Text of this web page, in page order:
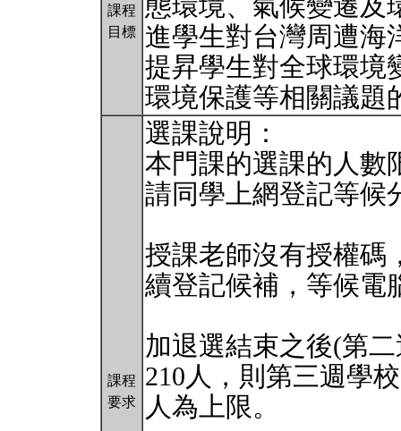
課程
目標
態環境、氣候變遷及
進學生對台灣周遭海
提昇學生對全球環境
環境保護等相關議
課程
要求
選課說明：
本門課的選課的人數
請同學上網登記等候
授課老師沒有授權碼
續登記候補，等候電
加退選結束之後(第
210人，則第三週學
人為上限。